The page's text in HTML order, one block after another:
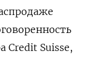
Credit Suisse,